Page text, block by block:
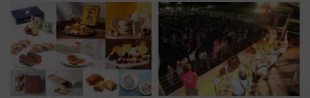
暇村のお得な日帰りプランも登
場
ツリー駅の規制まとめ 7/25開催
（2026年）